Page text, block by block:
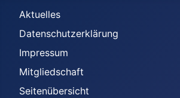
Aktuelles
Datenschutzerklärung
Impressum
Mitgliedschaft
Seitenübersicht